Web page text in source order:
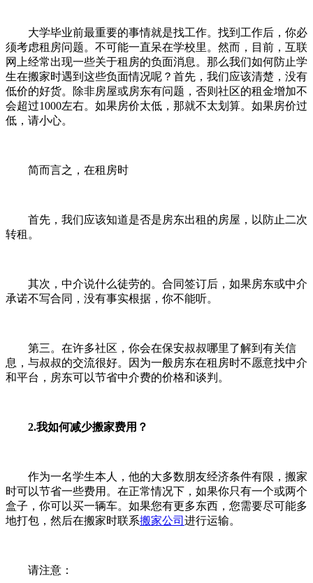
大学毕业前最重要的事情就是找工作。找到工作后，你必
须考虑租房问题。不可能一直呆在学校里。然而，目前，互联
网上经常出现一些关于租房的负面消息。那么我们如何防止学
生在搬家时遇到这些负面情况呢？首先，我们应该清楚，没有
低价的好货。除非房屋或房东有问题，否则社区的租金增加不
会超过1000左右。如果房价太低，那就不太划算。如果房价过
低，请小心。
简而言之，在租房时
首先，我们应该知道是否是房东出租的房屋，以防止二次
转租。
其次，中介说什么徒劳的。合同签订后，如果房东或中介
承诺不写合同，没有事实根据，你不能听。
第三。在许多社区，你会在保安叔叔哪里了解到有关信
息，与叔叔的交流很好。因为一般房东在租房时不愿意找中介
和平台，房东可以节省中介费的价格和谈判。
2.我如何减少搬家费用？
作为一名学生本人，他的大多数朋友经济条件有限，搬家
时可以节省一些费用。在正常情况下，如果你只有一个或两个
盒子，你可以买一辆车。如果您有更多东西，您需要尽可能多
地打包，然后在搬家时联系搬家公司 进行运输。
请注意：